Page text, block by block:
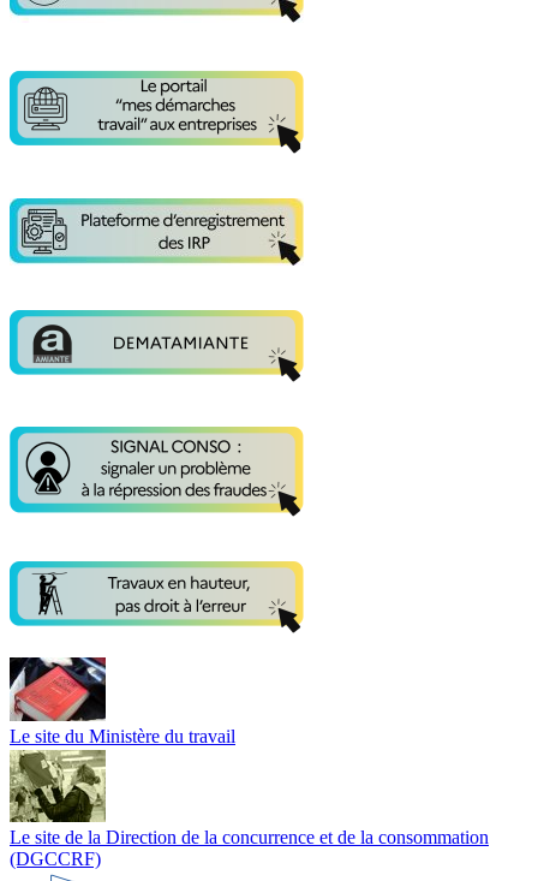
Le site du Ministère du travail
Le site de la Direction de la concurrence et de la consommation
(DGCCRF)